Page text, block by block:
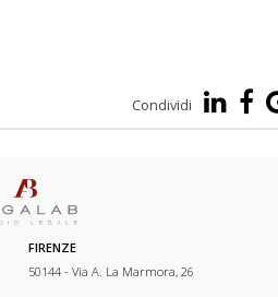
Condividi
FIRENZE
50144 - Via A. La Marmora, 26